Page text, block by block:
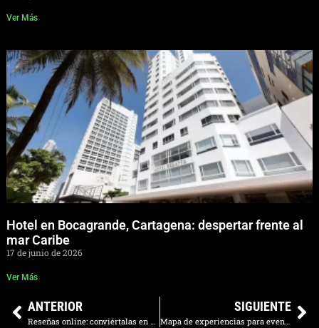
Ver Más
Hotel en Bocagrande, Cartagena: despertar frente al
mar Caribe
17 de junio de 2026
Ver Más
ANTERIOR
Reseñas online: conviértalas en ventaja competitiva
SIGUIENTE
Mapa de experiencias para eventos corporativos